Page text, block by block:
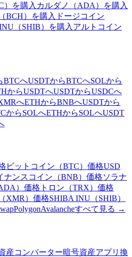
）を購入 カルダノ（ADA）を購入
BCH）を購入 ドージコイン
（SHIB）を購入 アルトコイン
BTCへUSDTからBTCへSOLから
からUSDTへUSDTからUSDCへ
へETHからBNBへUSDTから
からSOLへETHからSOLへUSDT
ビットコイン（BTC）価格USD
ナンスコイン（BNB）価格ソラナ
）価格 トロン（TRX）価格
XMR）価格SHIBA INU（SHIB）
PolygonAvalancheすべて見る →
産コンバーター暗号資産アプリ 換